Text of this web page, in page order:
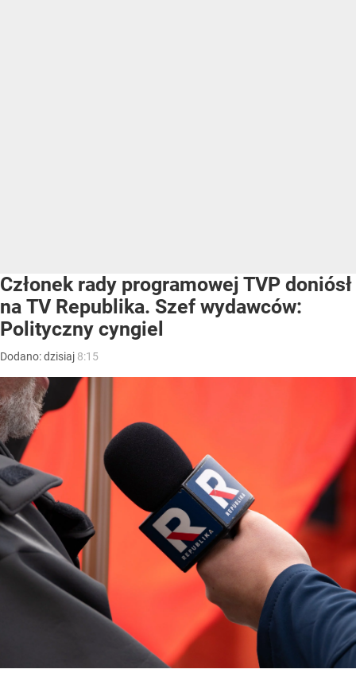
Członek rady programowej TVP doniósł
na TV Republika. Szef wydawców:
Polityczny cyngiel
Dodano:dzisiaj 8:15